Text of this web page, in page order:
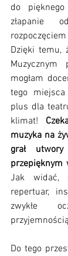
do
złapanie
Dzięki temu,
Muzycznym
mogłam
tego
plus dla
klimat!
muzyka na
grał
przepięknym
Jak widać,
repertuar,
zwykłe
Do tego